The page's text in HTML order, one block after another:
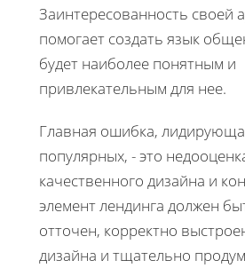
Заинтересованность своей
помогает создать язык
будет наиболее понятным и
привлекательным для нее.
Главная ошибка,
популярных, - это
качественного дизайна и
элемент лендинга должен
отточен, корректно
дизайна и тщательно